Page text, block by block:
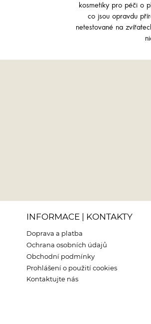
kosmetiky pro péči o
co jsou opravdu
netestované na
INFORMACE | KONTAKTY
Doprava a platba
Ochrana osobních údajů
Obchodní podmínky
Prohlášení o použití cookies
Kontaktujte nás